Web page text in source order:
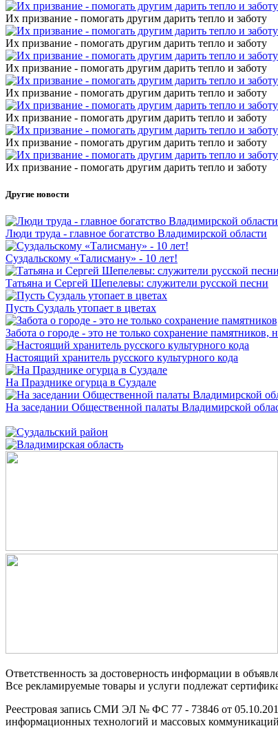
Их призвание - помогать другим дарить тепло и заботу
Их призвание - помогать другим дарить тепло и заботу
Их призвание - помогать другим дарить тепло и заботу
Их призвание - помогать другим дарить тепло и заботу
Их призвание - помогать другим дарить тепло и заботу
Их призвание - помогать другим дарить тепло и заботу
Их призвание - помогать другим дарить тепло и заботу
Другие новости
Люди труда - главное богатство Владимирской области
Суздальскому «Талисману» - 10 лет!
Татьяна и Сергей Шепелевы: служители русской песни
Пусть Суздаль утопает в цветах
Забота о городе - это не только сохранение
Настоящий хранитель русского культурного кода
На Празднике огурца в Суздале
На заседании Общественной палаты Владимирской
Ответственность за достоверность информации в
Все рекламируемые товары и услуги подлежат
Реестровая запись СМИ ЭЛ № ФС 77 - 73846 от
информационных технологий и массовых